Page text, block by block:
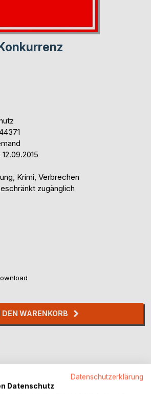
Krimi, Verbrechen
zugänglich
DEN WARENKORB
Datenschutzerklärung
Datenschutz